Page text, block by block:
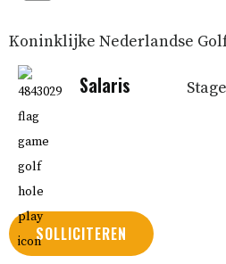
Koninklijke Nederlandse
Salaris
SOLLICITEREN